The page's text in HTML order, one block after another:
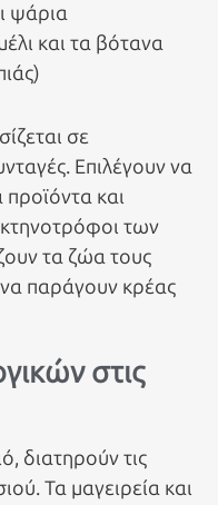
ψάρια
και τα βότανα
σε
Επιλέγουν να
και
των
τα ζώα τους
παράγουν κρέας
στις
διατηρούν τις
Τα μαγειρεία και